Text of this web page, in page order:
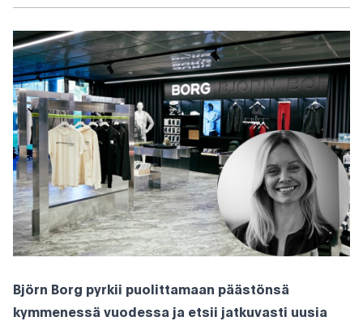
Björn Borg pyrkii puolittamaan päästönsä
kymmenessä vuodessa ja etsii jatkuvasti uusia